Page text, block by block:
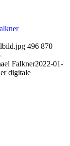
496 870
Falkner2022-01-
digitale